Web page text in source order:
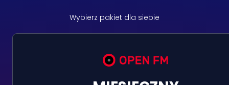
Wybierz pakiet dla siebie